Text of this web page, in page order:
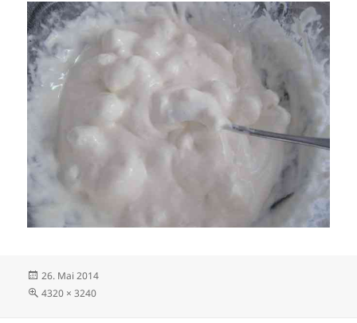
Veröffentlicht
am
26. Mai 2014
Volle
4320 × 3240